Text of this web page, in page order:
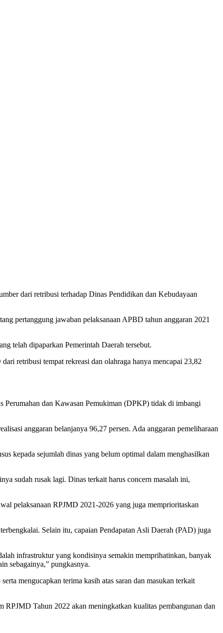
dari retribusi terhadap Dinas Pendidikan dan Kebudayaan
pertanggung jawaban pelaksanaan APBD tahun anggaran 2021
telah dipaparkan Pemerintah Daerah tersebut.
retribusi tempat rekreasi dan olahraga hanya mencapai 23,82
Perumahan dan Kawasan Pemukiman (DPKP) tidak di imbangi
anggaran belanjanya 96,27 persen. Ada anggaran pemeliharaan
kepada sejumlah dinas yang belum optimal dalam menghasilkan
sudah rusak lagi. Dinas terkait harus concern masalah ini,
pelaksanaan RPJMD 2021-2026 yang juga memprioritaskan
Selain itu, capaian Pendapatan Asli Daerah (PAD) juga
infrastruktur yang kondisinya semakin memprihatinkan, banyak
sebagainya,” pungkasnya.
mengucapkan terima kasih atas saran dan masukan terkait
RPJMD Tahun 2022 akan meningkatkan kualitas pembangunan dan